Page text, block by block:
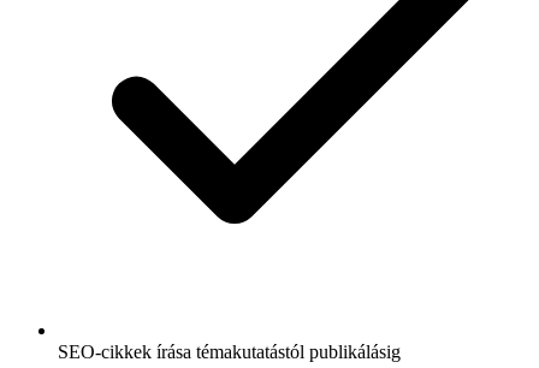
SEO-cikkek írása témakutatástól publikálásig